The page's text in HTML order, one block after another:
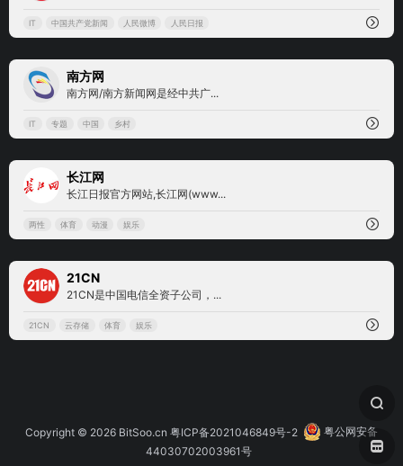
IT 中国共产党新闻 人民微博 人民日报
南方网
南方网/南方新闻网是经中共广...
IT 专题 中国 乡村
长江网
长江日报官方网站,长江网(www...
两性 体育 动漫 娱乐
21CN
21CN是中国电信全资子公司，...
21CN 云存储 体育 娱乐
Copyright © 2026 BitSoo.cn 粤ICP备2021046849号-2
粤公网安备
44030702003961号